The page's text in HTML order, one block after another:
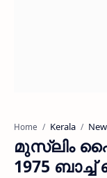
Home Kerala
മുസ്ലിം
1975